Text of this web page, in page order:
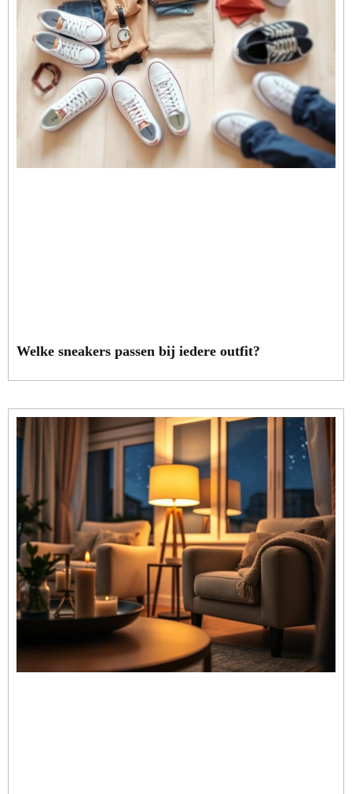
Welke sneakers passen bij iedere outfit?